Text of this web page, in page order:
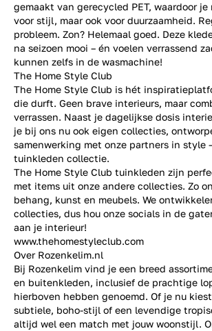
gemaakt van gerecycled PET, waardoor
voor stijl, maar ook voor duurzaamheid.
probleem. Zon? Helemaal goed. Deze
na seizoen mooi – én voelen verrassend
kunnen zelfs in de wasmachine!
The Home Style Club
The Home Style Club is hét
die durft. Geen brave interieurs, maar
verrassen. Naast je dagelijkse dosis
je bij ons nu ook eigen collecties,
samenwerking met onze partners in style
tuinkleden collectie.
The Home Style Club tuinkleden zijn
met items uit onze andere collecties. Zo
behang, kunst en meubels. We
collecties, dus hou onze socials in de
aan je interieur!
www.thehomestyleclub.com
Over Rozenkelim.nl
Bij Rozenkelim vind je een breed
en buitenkleden, inclusief de prachtige
hierboven hebben genoemd. Of je nu
subtiele, boho-stijl of een levendige
altijd wel een match met jouw woonstijl.